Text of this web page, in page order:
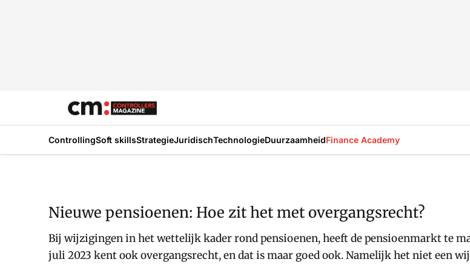
ControllingSoft skillsStrategieJuridischTechnologieDuurzaamheidFinance Academy
Nieuwe pensioenen: Hoe zit het met overgangsrecht?
Bij wijzigingen in het wettelijk kader rond pensioenen, heeft de pensioenmarkt te
juli 2023 kent ook overgangsrecht, en dat is maar goed ook. Namelijk het niet een